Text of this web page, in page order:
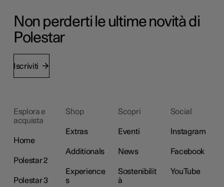
Non perderti le ultime novità di
Polestar
Iscriviti
Esplora e
acquista
Home
Polestar 2
Polestar 3
Shop
Extras
Additionals
Experience
s
Scopri
Eventi
News
Sostenibilit
à
Social
Instagram
Facebook
YouTube